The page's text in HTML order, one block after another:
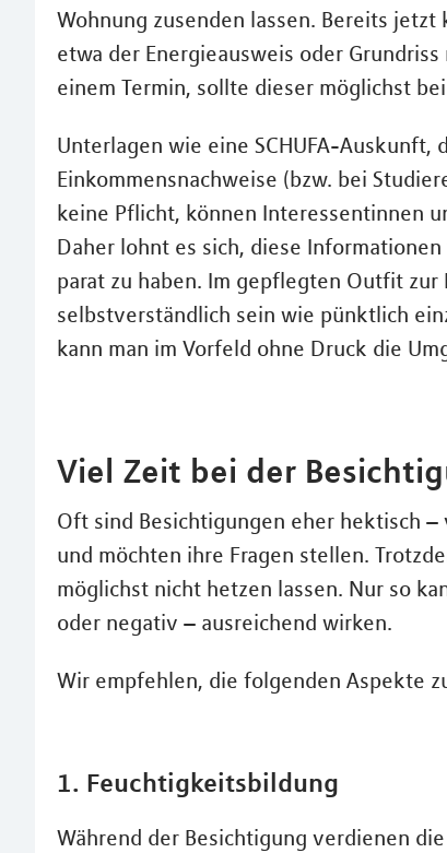
Wohnung zusenden lassen. Bereits
etwa der Energieausweis oder
einem Termin, sollte dieser möglichst
Unterlagen wie eine SCHUFA-
Einkommensnachweise (bzw. bei
keine Pflicht, können Interessentinnen
Daher lohnt es sich, diese
parat zu haben. Im gepflegten Outfit
selbstverständlich sein wie pünktlich
kann man im Vorfeld ohne Druck die
Viel Zeit bei der
Oft sind Besichtigungen eher hektisch
und möchten ihre Fragen stellen.
möglichst nicht hetzen lassen. Nur so
oder negativ – ausreichend wirken.
Wir empfehlen, die folgenden Aspekte
1. Feuchtigkeitsbildung
Während der Besichtigung verdienen